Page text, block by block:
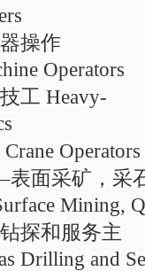
操作
Operators
工 Heavy-
Crane Operators
–表面采矿，采
Mining,
探和服务主
Drilling and